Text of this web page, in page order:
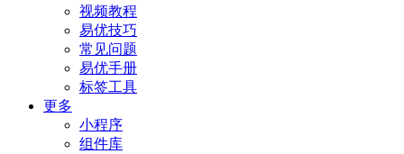
视频教程
易优技巧
常见问题
易优手册
标签工具
更多
小程序
组件库